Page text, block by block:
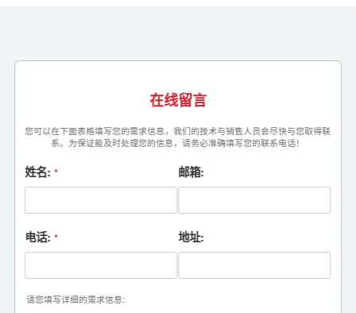
在线留言
您可以在下面表格填写您的需求信息，我们的技术与销售人员会尽快与您取得联
系。为保证能及时处理您的信息，请务必准确填写您的联系电话！
姓名: * 邮箱:
电话: * 地址:
请您填写详细的需求信息: